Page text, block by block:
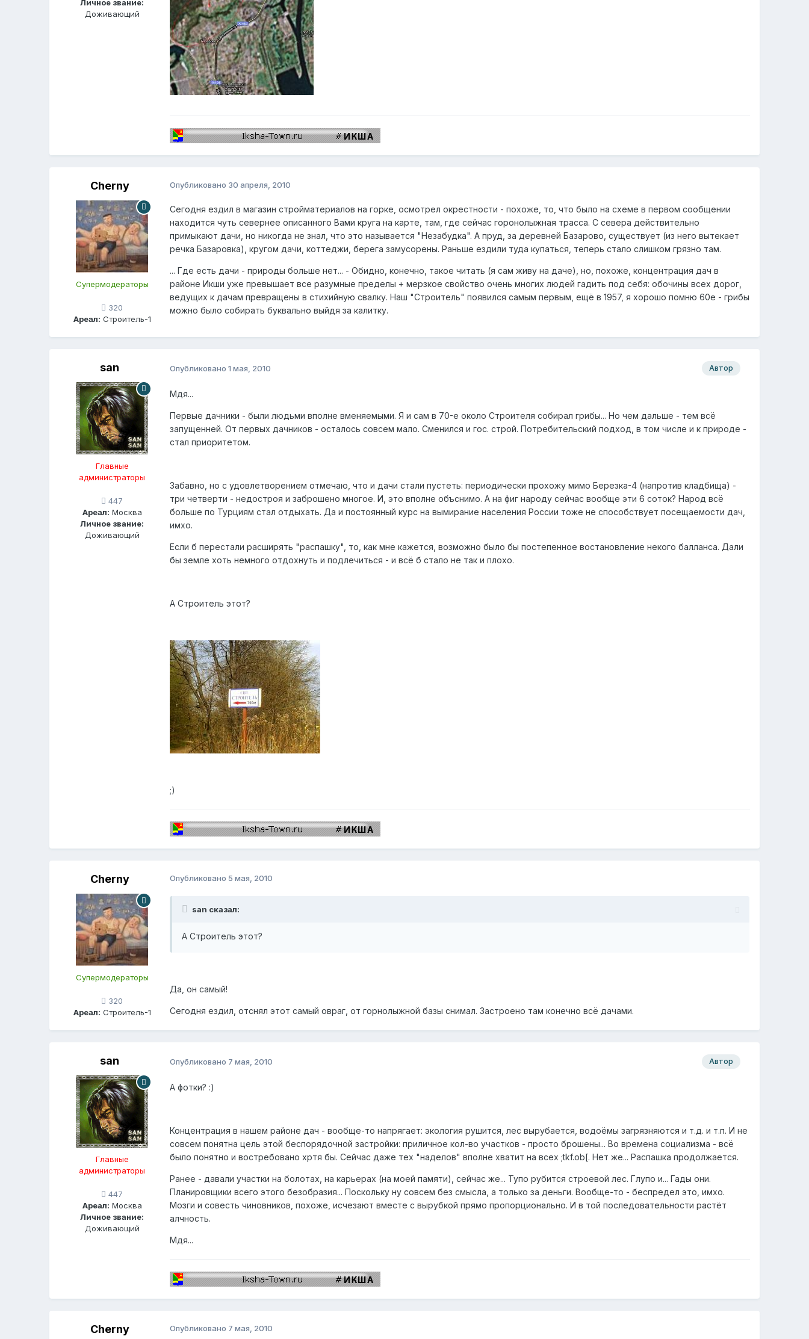
Личное звание:
Доживающий
Cherny
Супермодераторы
320
Ареал: Строитель-1
Опубликовано 30 апреля, 2010
Сегодня ездил в магазин стройматериалов на горке, осмотрел окрестности - похоже, то, что было на схеме в первом сообщении
находится чуть севернее описанного Вами круга на карте, там, где сейчас горонолыжная трасса. С севера действительно
примыкают дачи, но никогда не знал, что это называется "Незабудка". А пруд, за деревней Базарово, существует (из него вытекает
речка Базаровка), кругом дачи, коттеджи, берега замусорены. Раньше ездили туда купаться, теперь стало слишком грязно там.
... Где есть дачи - природы больше нет... - Обидно, конечно, такое читать (я сам живу на даче), но, похоже, концентрация дач в
районе Икши уже превышает все разумные пределы + мерзкое свойство очень многих людей гадить под себя: обочины всех дорог,
ведущих к дачам превращены в стихийную свалку. Наш "Строитель" появился самым первым, ещё в 1957, я хорошо помню 60е - грибы
можно было собирать буквально выйдя за калитку.
san
Главные
администраторы
447
Ареал: Москва
Личное звание:
Доживающий
Автор
Опубликовано1 мая, 2010
Мдя...
Первые дачники - были людьми вполне вменяемыми. Я и сам в 70-е около Строителя собирал грибы... Но чем дальше - тем всё
запущенней. От первых дачников - осталось совсем мало. Сменился и гос. строй. Потребительский подход, в том числе и к природе -
стал приоритетом.
Забавно, но с удовлетворением отмечаю, что и дачи стали пустеть: периодически прохожу мимо Березка-4 (напротив кладбища) -
три четверти - недостроя и заброшено многое. И, это вполне объснимо. А на фиг народу сейчас вообще эти 6 соток? Народ всё
больше по Турциям стал отдыхать. Да и постоянный курс на вымирание населения России тоже не способствует посещаемости дач,
имхо.
Если б перестали расширять "распашку", то, как мне кажется, возможно было бы постепенное востановление некого балланса. Дали
бы земле хоть немного отдохнуть и подлечиться - и всё б стало не так и плохо.
А Строитель этот?
;)
Cherny
Супермодераторы
320
Ареал: Строитель-1
Опубликовано 5 мая, 2010
san сказал:
А Строитель этот?
Да, он самый!
Сегодня ездил, отснял этот самый овраг, от горнолыжной базы снимал. Застроено там конечно всё дачами.
san
Главные
администраторы
447
Ареал: Москва
Личное звание:
Доживающий
Автор
Опубликовано 7 мая, 2010
А фотки? :)
Концентрация в нашем районе дач - вообще-то напрягает: экология рушится, лес вырубается, водоёмы загрязняются и т.д. и т.п. И не
совсем понятна цель этой беспорядочной застройки: приличное кол-во участков - просто брошены... Во времена социализма - всё
было понятно и востребовано хртя бы. Сейчас даже тех "наделов" вполне хватит на всех ;tkf.ob[. Нет же... Распашка продолжается.
Ранее - давали участки на болотах, на карьерах (на моей памяти), сейчас же... Тупо рубится строевой лес. Глупо и... Гады они.
Планировщики всего этого безобразия... Поскольку ну совсем без смысла, а только за деньги. Вообще-то - беспредел это, имхо.
Мозги и совесть чиновников, похоже, исчезают вместе с вырубкой прямо пропорционально. И в той последовательности растёт
алчность.
Мдя...
Cherny Опубликовано 7 мая, 2010